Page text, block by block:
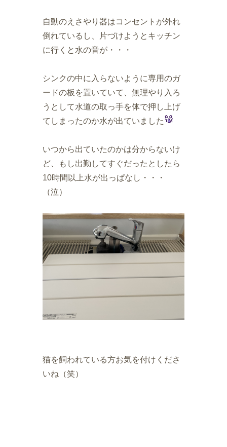
自動のえさやり器はコンセントが外れ
倒れているし、片づけようとキッチン
に行くと水の音が・・・
シンクの中に入らないように専用のガ
ードの板を置いていて、無理やり入ろ
うとして水道の取っ手を体で押し上げ
てしまったのか水が出ていました
いつから出ていたのかは分からないけ
ど、もし出勤してすぐだったとしたら
10時間以上水が出っぱなし・・・
（泣）
猫を飼われている方お気を付けくださ
いね（笑）